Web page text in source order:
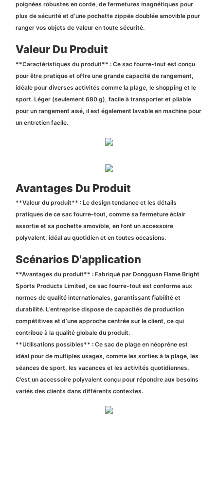
poignées robustes en corde, de fermetures magnétiques pour
plus de sécurité et d’une pochette zippée doublée amovible pour
ranger vos objets de valeur en toute sécurité.
Valeur Du Produit
**Caractéristiques du produit** : Ce sac fourre-tout est conçu
pour être pratique et offre une grande capacité de rangement,
idéale pour diverses activités comme la plage, le shopping et le
sport. Léger (seulement 680 g), facile à transporter et pliable
pour un rangement aisé, il est également lavable en machine pour
un entretien facile.
Avantages Du Produit
**Valeur du produit** : Le design tendance et les détails
pratiques de ce sac fourre-tout, comme sa fermeture éclair
assortie et sa pochette amovible, en font un accessoire
polyvalent, idéal au quotidien et en toutes occasions.
Scénarios D'application
**Avantages du produit** : Fabriqué par Dongguan Flame Bright
Sports Products Limited, ce sac fourre-tout est conforme aux
normes de qualité internationales, garantissant fiabilité et
durabilité. L’entreprise dispose de capacités de production
compétitives et d’une approche centrée sur le client, ce qui
contribue à la qualité globale du produit.
**Utilisations possibles** : Ce sac de plage en néoprène est
idéal pour de multiples usages, comme les sorties à la plage, les
séances de sport, les vacances et les activités quotidiennes.
C’est un accessoire polyvalent conçu pour répondre aux besoins
variés des clients dans différents contextes.